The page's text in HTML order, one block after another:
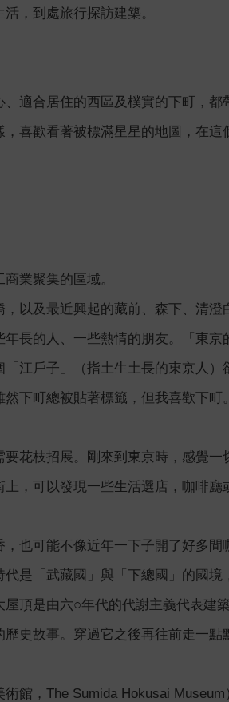
，到處旅行探訪建築。
適合居住的西區及樸實的下町，
喜歡看著被標滿星星的地圖，在這
業聚集的區域。
以及最近興起的藏前、森下、清
長的人、一些熱情的朋友。「東
江戶子」（指土生土長的東京人）
下町總被貼著標籤，但我喜歡下町。
花枝招展。剛來到東京時，感覺
，可以發現一些生活選店，咖啡
也可能不像近年一下子開了好多
是「武藏國」與「下總國」的國
頂是由六○年代的代謝主義代表建
史故事。穿過它之後再往前走一點
館，The Sumida Hokusai